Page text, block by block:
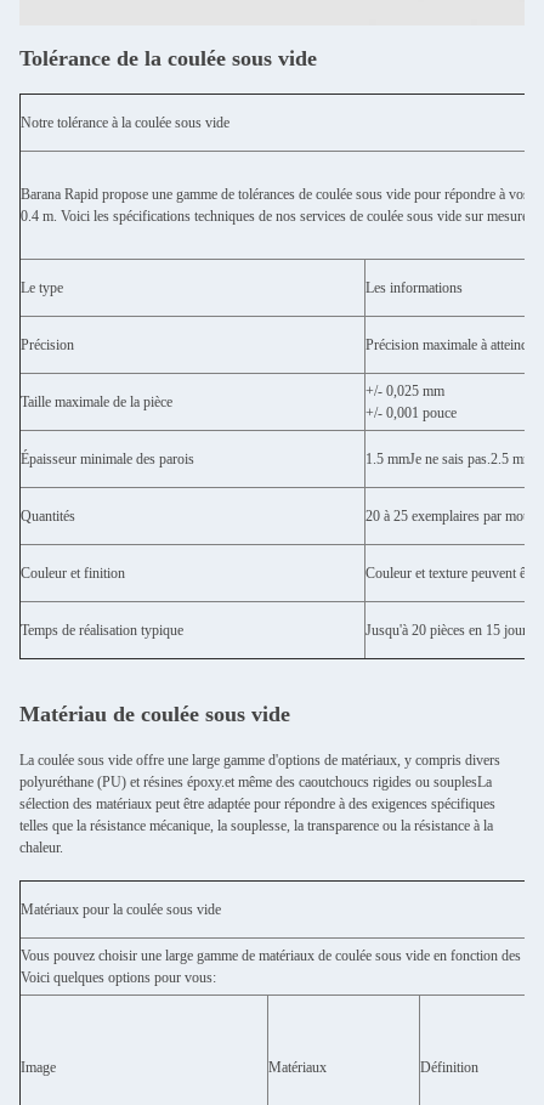
Tolérance de la coulée sous vide
Notre tolérance à la coulée sous vide
Barana Rapid propose une gamme de tolérances de coulée sous vide pour répondre à vos
0.4 m. Voici les spécifications techniques de nos services de coulée sous vide sur mesure.
Le type Les informations
Précision Précision maximale à
Taille maximale de la pièce
+/- 0,025 mm
+/- 0,001 pouce
Épaisseur minimale des parois 1.5 mmJe ne sais pas.2.5 mm
Quantités 20 à 25 exemplaires par moule
Couleur et finition Couleur et texture peuvent être
Temps de réalisation typique Jusqu'à 20 pièces en 15 jours
Matériau de coulée sous vide
La coulée sous vide offre une large gamme d'options de matériaux, y compris divers
polyuréthane (PU) et résines époxy.et même des caoutchoucs rigides ou souplesLa
sélection des matériaux peut être adaptée pour répondre à des exigences spécifiques
telles que la résistance mécanique, la souplesse, la transparence ou la résistance à la
chaleur.
Matériaux pour la coulée sous vide
Vous pouvez choisir une large gamme de matériaux de coulée sous vide en fonction des
Voici quelques options pour vous:
Image Matériaux Définition